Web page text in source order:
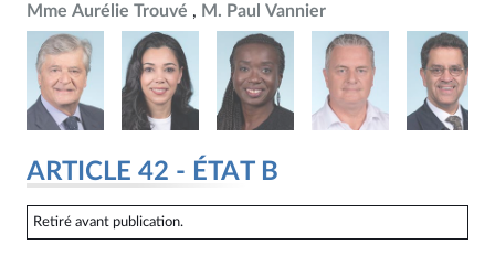
Mme Aurélie Trouvé
M. Paul Vannier
ARTICLE 42 - ÉTAT B
Retiré avant publication.